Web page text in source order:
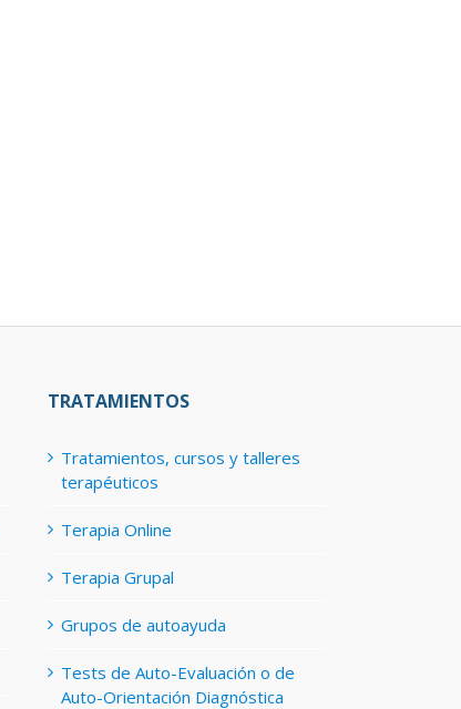
TRATAMIENTOS
Tratamientos, cursos y talleres
terapéuticos
Terapia Online
Terapia Grupal
Grupos de autoayuda
Tests de Auto-Evaluación o de
Auto-Orientación Diagnóstica